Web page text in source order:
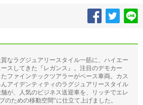
なラグジュアリースタイル一筋に、ハイエー
スしてきた『レガンス』。注目のデモカー
ファインテックツアラーがベース車両。カス
アイデンティティのラグジュアリースタイル
が、人気のビジネス送迎車を、リッチでエレ
のための移動空間”に仕立て上げました。